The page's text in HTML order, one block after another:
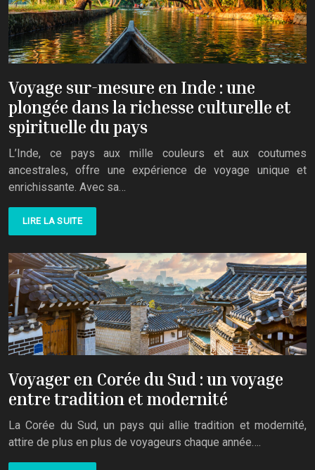
Voyage sur-mesure en Inde : une
plongée dans la richesse culturelle et
spirituelle du pays
L’Inde, ce pays aux mille couleurs et aux coutumes
ancestrales, offre une expérience de voyage unique et
enrichissante. Avec sa…
LIRE LA SUITE
Voyager en Corée du Sud : un voyage
entre tradition et modernité
La Corée du Sud, un pays qui allie tradition et modernité,
attire de plus en plus de voyageurs chaque année….